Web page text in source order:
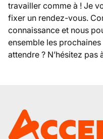
travailler comme à ! Je
fixer un rendez-vous.
connaissance et nous
ensemble les
attendre ? N’hésitez pas